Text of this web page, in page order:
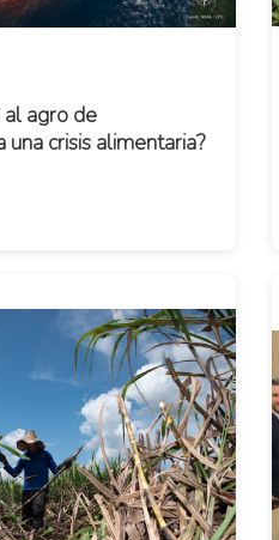
agro de
una crisis alimentaria?